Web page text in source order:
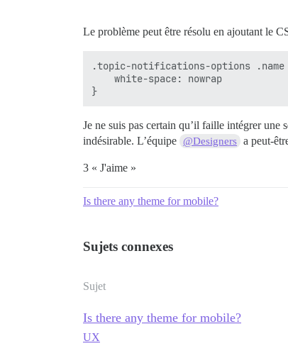
Le problème peut être résolu en ajoutant le
.topic-notifications-options
    white-space: nowrap
Je ne suis pas certain qu’il faille intégrer une
indésirable. L’équipe @Designers a peut-
3 « J'aime »
Is there any theme for mobile?
Sujets connexes
Sujet
Is there any theme for mobile?
UX